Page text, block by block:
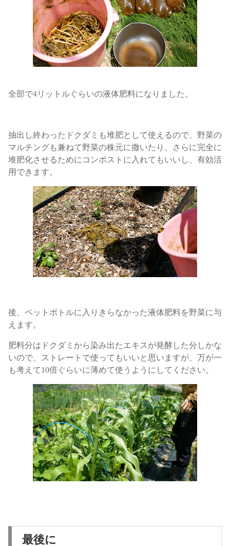
全部で4リットルぐらいの液体肥料になりました。
抽出し終わったドクダミも堆肥として使えるので、 野菜の
マルチングも兼ねて野菜の株元に撒いたり、 さらに完全に
堆肥化させるためにコンポストに入れてもいいし、有効活
用できます。
後、ペットボトルに入りきらなかった液体肥料を野菜に与
えます。
肥料分はドクダミから染み出たエキスが発酵した分しかな
いので、ストレートで使ってもいいと思いますが、 万が一
も考えて10倍ぐらいに薄めて使うようにしてください。
最後に